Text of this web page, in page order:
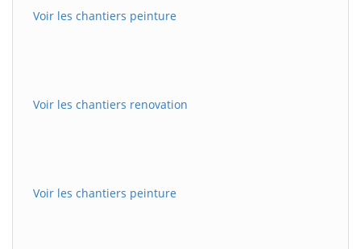
Voir les chantiers peinture
Voir les chantiers renovation
Voir les chantiers peinture